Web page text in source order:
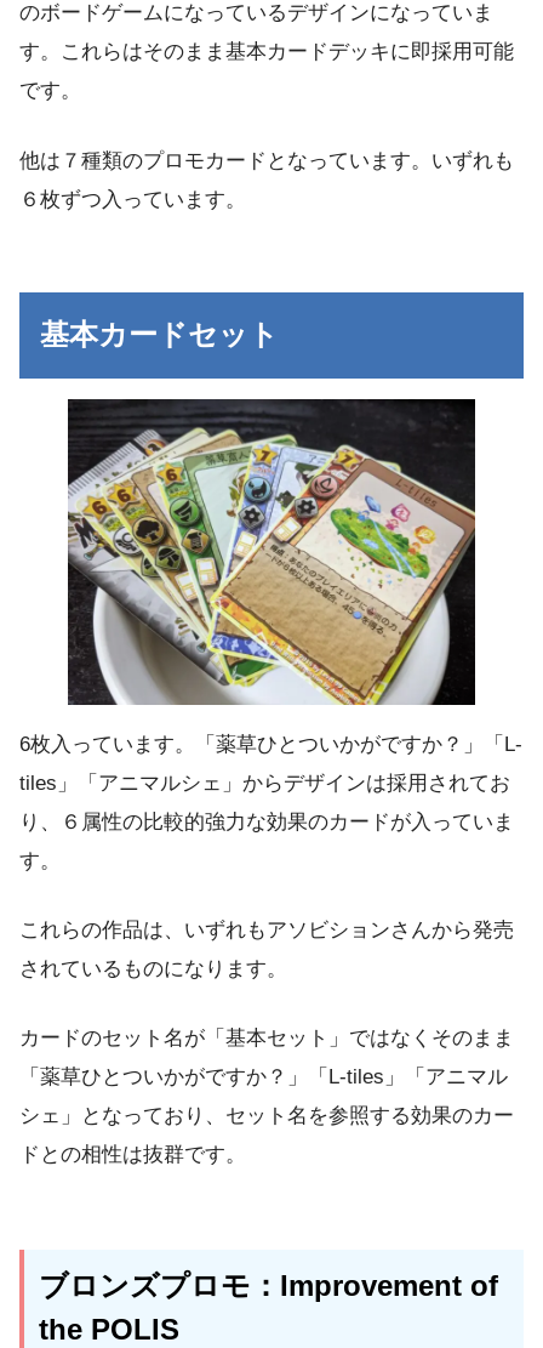
のボードゲームになっているデザインになっていま
す。これらはそのまま基本カードデッキに即採用可能
です。
他は７種類のプロモカードとなっています。いずれも
６枚ずつ入っています。
基本カードセット
6枚入っています。「薬草ひとついかがですか？」「L-
tiles」「アニマルシェ」からデザインは採用されてお
り、６属性の比較的強力な効果のカードが入っていま
す。
これらの作品は、いずれもアソビションさんから発売
されているものになります。
カードのセット名が「基本セット」ではなくそのまま
「薬草ひとついかがですか？」「L-tiles」「アニマル
シェ」となっており、セット名を参照する効果のカー
ドとの相性は抜群です。
ブロンズプロモ：Improvement of
the POLIS